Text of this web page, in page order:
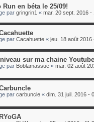
en béta le 25/09!
par gringrin1 « mar. 20 sept. 2016 -
par Cacahuette « jeu. 18 août 2016
sur ma chaine Youtube
par Boblamassue « mar. 02 août
par carbuncle « dim. 31 juil. 2016 -